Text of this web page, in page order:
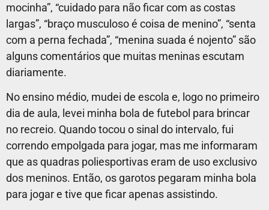
mocinha”, “cuidado para não ficar com as costas
largas”, “braço musculoso é coisa de menino”, “senta
com a perna fechada”, “menina suada é nojento” são
alguns comentários que muitas meninas escutam
diariamente.
No ensino médio, mudei de escola e, logo no primeiro
dia de aula, levei minha bola de futebol para brincar
no recreio. Quando tocou o sinal do intervalo, fui
correndo empolgada para jogar, mas me informaram
que as quadras poliesportivas eram de uso exclusivo
dos meninos. Então, os garotos pegaram minha bola
para jogar e tive que ficar apenas assistindo.